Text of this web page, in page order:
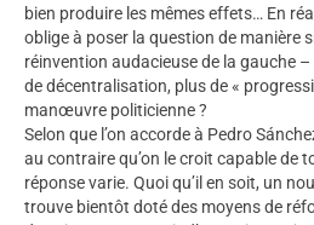
bien produire les mêmes effets… En
oblige à poser la question de manière
réinvention audacieuse de la gauche
de décentralisation, plus de «
manœuvre politicienne ?
Selon que l’on accorde à Pedro
au contraire qu’on le croit capable de
réponse varie. Quoi qu’il en soit, un
trouve bientôt doté des moyens de